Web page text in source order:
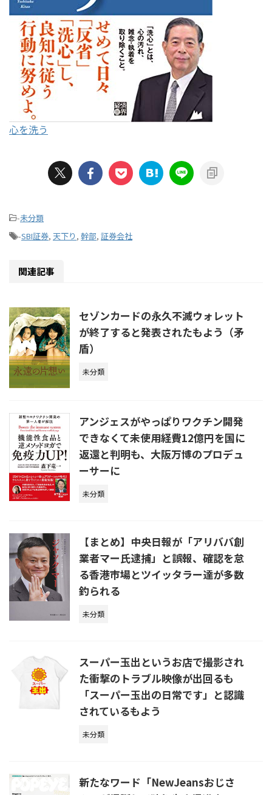
心を洗う
-未分類
-SBI証券, 天下り , 幹部, 証券会社
関連記事
セゾンカードの永久不滅ウォレット
が終了すると発表されたもよう（矛
盾）
未分類
アンジェスがやっぱりワクチン開発
できなくて未使用経費12億円を国に
返還と判明も、大阪万博のプロデュ
ーサーに
未分類
【まとめ】中央日報が「アリババ創
業者マー氏逮捕」と誤報、確認を怠
る香港市場とツイッタラー達が多数
釣られる
未分類
スーパー玉出というお店で撮影され
た衝撃のトラブル映像が出回るも
「スーパー玉出の日常です」と認識
されているもよう
未分類
新たなワード「NewJeansおじさ